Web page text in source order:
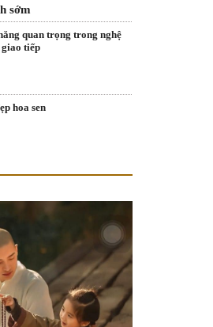
sớm
quan trọng trong nghệ
tiếp
hoa sen